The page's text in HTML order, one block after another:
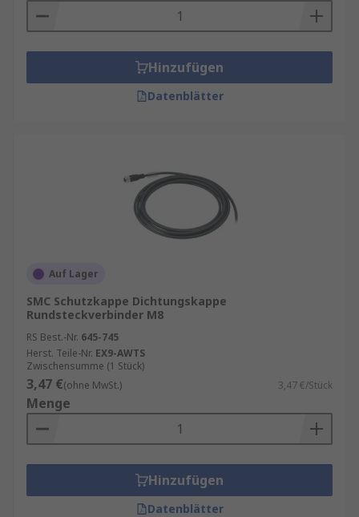
Hinzufügen
Datenblätter
Auf Lager
SMC Schutzkappe Dichtungskappe
Rundsteckverbinder M8
RS Best.-Nr. 645-745
Herst. Teile-Nr. EX9-AWTS
Zwischensumme (1 Stück)
3,47 €(ohne MwSt.) 3,47 €/Stück
Menge
Hinzufügen
Datenblätter